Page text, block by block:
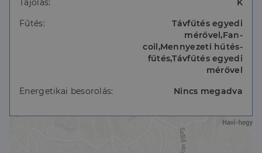
Tájolás:
K
Fűtés:
Távfűtés egyedi
mérővel,Fan-
coil,Mennyezeti hűtés-
fűtés,Távfűtés egyedi
mérővel
Energetikai besorolás:
Nincs megadva